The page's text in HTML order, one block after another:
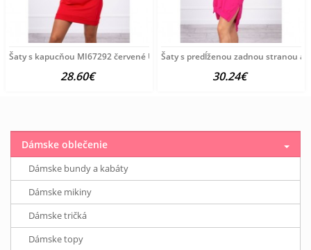
Šaty s kapucňou MI67292 červené Univerzálna Červená
28.60€
Šaty s predĺženou zadnou stranou a
30.24€
Dámske oblečenie
Dámske bundy a kabáty
Dámske mikiny
Dámske tričká
Dámske topy